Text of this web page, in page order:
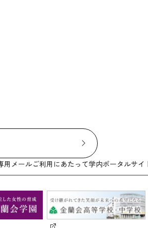
用メールご利用にあたって学内ポータルサイト